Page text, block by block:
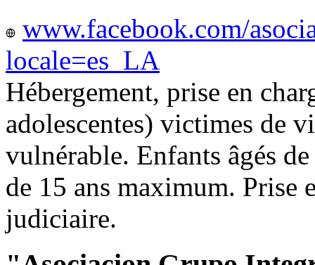
www.facebook.com/
locale=es_LA
Hébergement, prise en
adolescentes) victimes de
vulnérable. Enfants âgés
de 15 ans maximum. Prise
judiciaire.